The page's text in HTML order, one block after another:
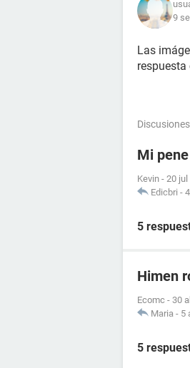
9
Las
Mi
Kevin - 20 jul
Edicbri -
5
Himen
Ecomc - 30
Maria - 5
5